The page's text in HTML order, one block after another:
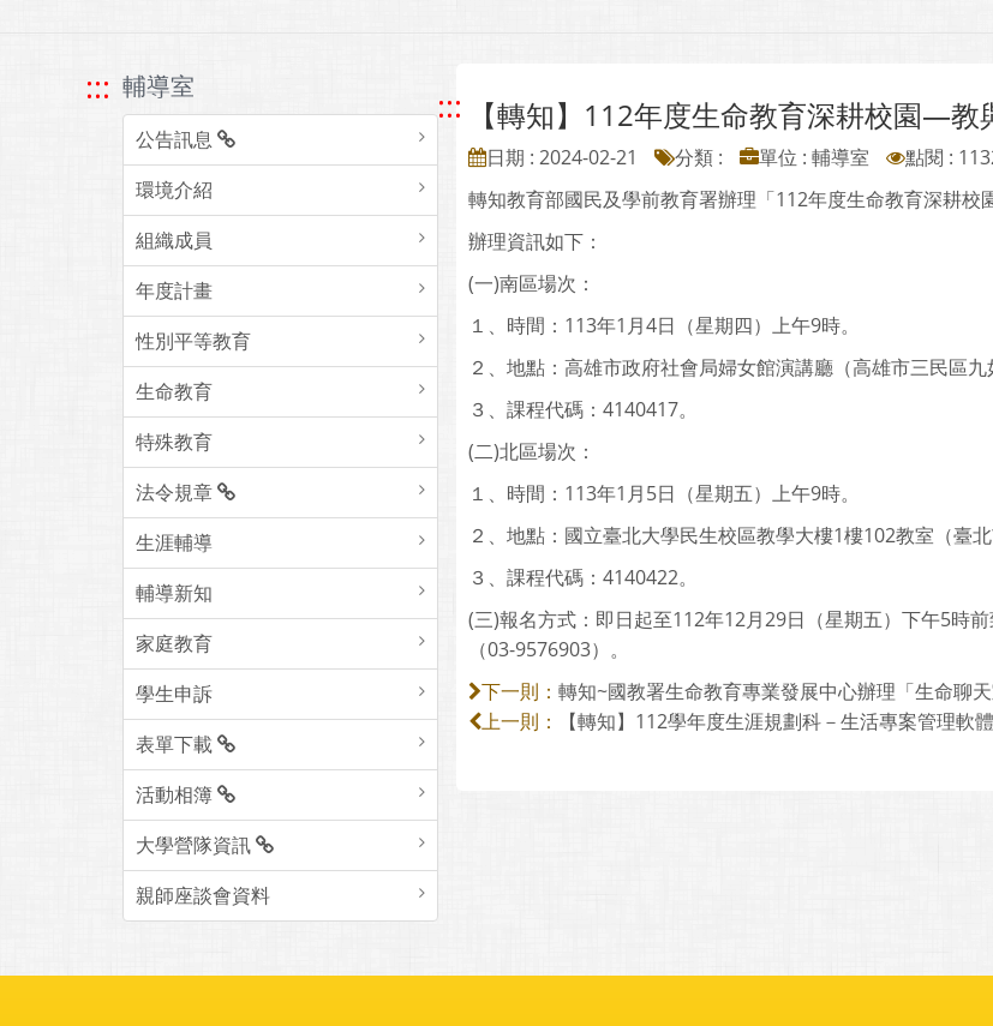
::: 輔導室
公告訊息
環境介紹
組織成員
年度計畫
性別平等教育
生命教育
特殊教育
法令規章
生涯輔導
輔導新知
家庭教育
學生申訴
表單下載
活動相簿
大學營隊資訊
親師座談會資料
::: 【轉知】112年度生命教育深耕校園—教
日期 : 2024-02-21 分類 : 單位 : 輔導室
點閱 :
轉知教育部國民及學前教育署辦理「112年度生命教育深耕
辦理資訊如下：
(一)南區場次：
１、時間：113年1月4日（星期四）上午9時。
２、地點：高雄市政府社會局婦女館演講廳（高雄市三民區九
３、課程代碼：4140417。
(二)北區場次：
１、時間：113年1月5日（星期五）上午9時。
２、地點：國立臺北大學民生校區教學大樓1樓102教室（臺
３、課程代碼：4140422。
(三)報名方式：即日起至112年12月29日（星期五）下午5時
（03-9576903）。
下一則： 轉知~國教署生命教育專業發展中心辦理「生命聊
上一則：
【轉知】112學年度生涯規劃科－生活專案管理軟